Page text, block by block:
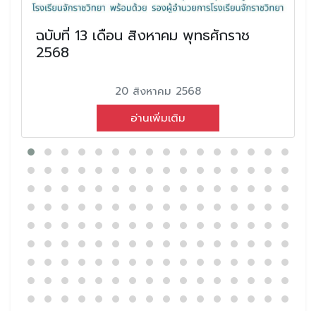
ฉบับที่ 13 เดือน สิงหาคม พุทธศักราช
2568
20 สิงหาคม 2568
อ่านเพิ่มเติม